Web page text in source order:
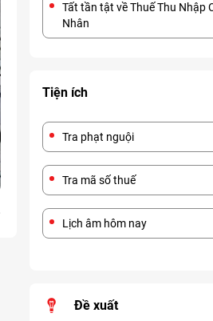
Tất tần tật về Thuế Thu Nhập
Nhân
Tiện ích
Tra phạt nguội
Tra mã số thuế
Lịch âm hôm nay
Đề xuất